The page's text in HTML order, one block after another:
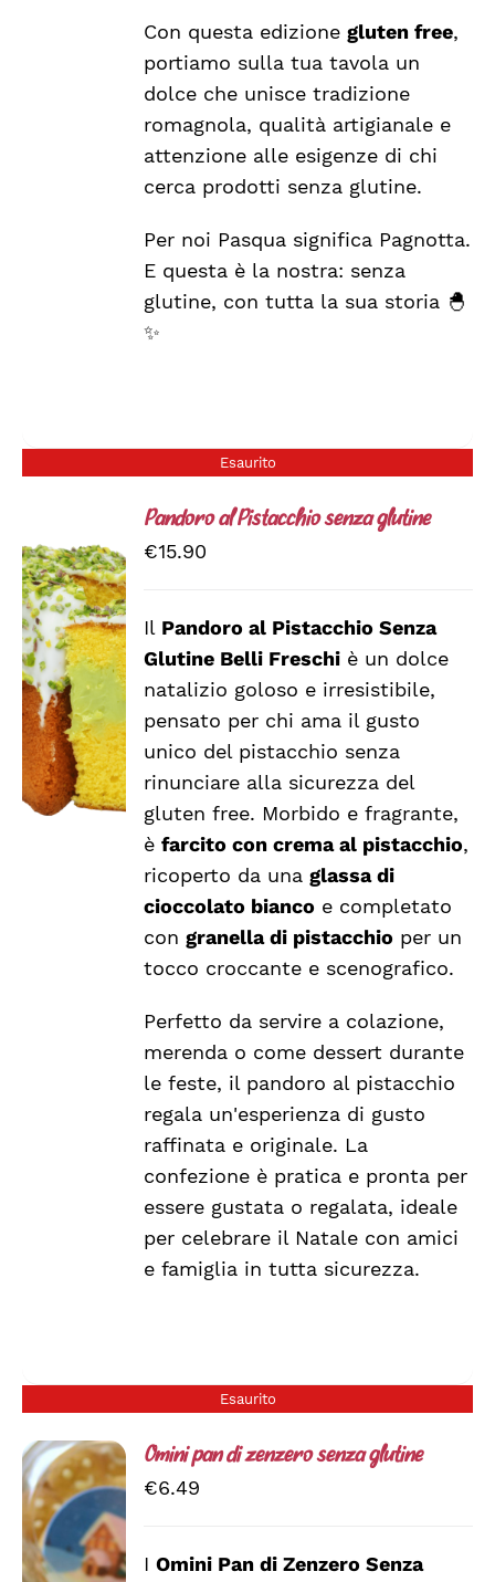
Con questa edizionegluten free,
portiamo sulla tua tavola un
dolce che unisce tradizione
romagnola, qualità artigianale e
attenzione alle esigenze di chi
cerca prodotti senza glutine.
Per noi Pasqua significa Pagnotta.
E questa è la nostra: senza
glutine, con tutta la sua storia 🐣
✨
Esaurito
DETTAGLI
Pandoro al Pistacchio senza glutine
€15.90
Il Pandoro al Pistacchio Senza
Glutine Belli Freschi è un dolce
natalizio goloso e irresistibile,
pensato per chi ama il gusto
unico del pistacchio senza
rinunciare alla sicurezza del
gluten free. Morbido e fragrante,
èfarcito con crema al pistacchio,
ricoperto da unaglassa di
cioccolato bianco e completato
congranella di pistacchio per un
tocco croccante e scenografico.
Perfetto da servire a colazione,
merenda o come dessert durante
le feste, il pandoro al pistacchio
regala un'esperienza di gusto
raffinata e originale. La
confezione è pratica e pronta per
essere gustata o regalata, ideale
per celebrare il Natale con amici
e famiglia in tutta sicurezza.
Esaurito
Omini pan di zenzero senza glutine
€6.49
IOmini Pan di Zenzero Senza